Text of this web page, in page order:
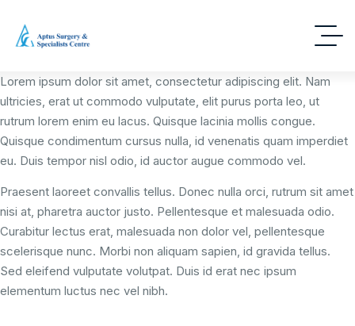
Lorem ipsum dolor sit amet, consectetur adipiscing elit. Nam
ultricies, erat ut commodo vulputate, elit purus porta leo, ut
rutrum lorem enim eu lacus. Quisque lacinia mollis congue.
Quisque condimentum cursus nulla, id venenatis quam imperdiet
eu. Duis tempor nisl odio, id auctor augue commodo vel.
Praesent laoreet convallis tellus. Donec nulla orci, rutrum sit amet
nisi at, pharetra auctor justo. Pellentesque et malesuada odio.
Curabitur lectus erat, malesuada non dolor vel, pellentesque
scelerisque nunc. Morbi non aliquam sapien, id gravida tellus.
Sed eleifend vulputate volutpat. Duis id erat nec ipsum
elementum luctus nec vel nibh.